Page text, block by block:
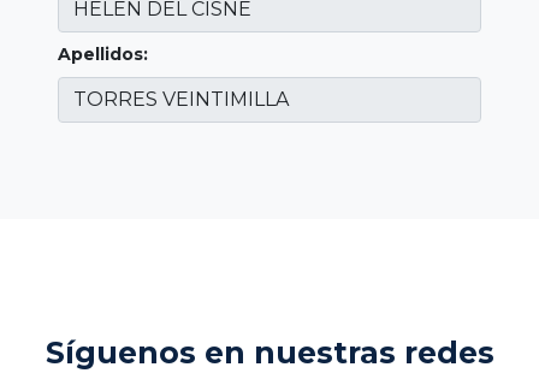
Apellidos:
Síguenos en nuestras redes